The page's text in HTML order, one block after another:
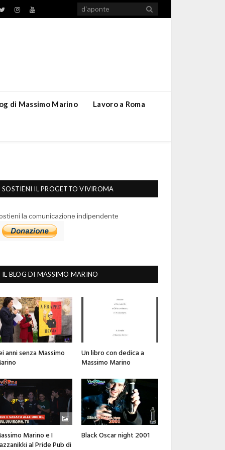
TwitterInstagramYouTube
di Massimo Marino Lavoro a Roma
SOSTIENI IL PROGETTO VIVIROMA
la comunicazione indipendente
IL BLOG DI MASSIMO MARINO
anni senza Massimo
Un libro con dedica a
Massimo Marino
Marino e I
al Pride Pub di
Black Oscar night 2001